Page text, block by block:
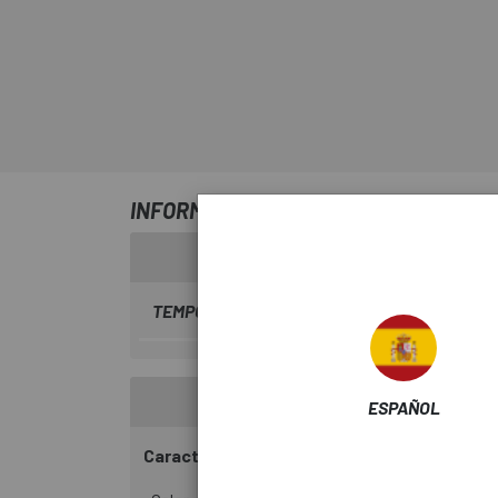
INFORMACIÓN SOBRE MASCARA
TEMPORADA
Características:
ESPAÑOL